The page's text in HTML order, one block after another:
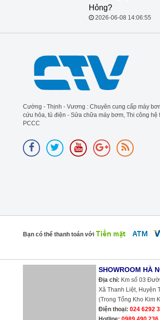
Hỏng?
2026-06-08 14:06:55
Cường - Thịnh - Vương : Chuyên cung cấp máy
cứu hỏa, tủ điện - Sửa chữa máy bơm, Thi công hệ
PCCC
Bạn có thể thanh toán với
SHOWROOM HÀ
Địa chỉ: Km số 03
Xã Thanh Liệt, Huyện
(Trong Tổng Kho Kim
Điện thoại: 024 6292